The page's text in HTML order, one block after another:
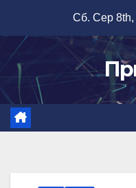
вмісту
Сб. Сер 8th,